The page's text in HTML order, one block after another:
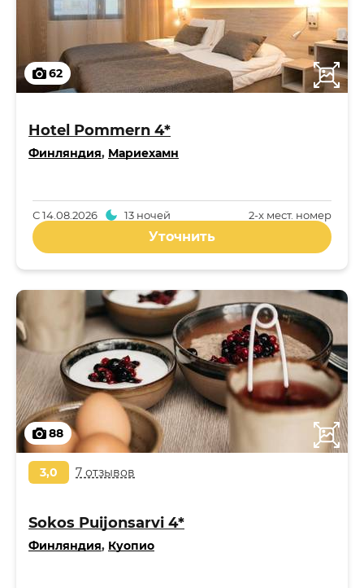
62
Hotel Pommern 4*
Финляндия, Мариехамн
2-x мест. номер
С14.08.2026 13 ночей
Уточнить
88
3,0 7 отзывов
Sokos Puijonsarvi 4*
Финляндия, Куопио